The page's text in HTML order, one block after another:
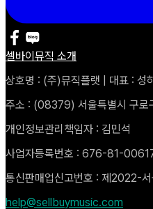
셀바이뮤직 소개
상호명 : (주)뮤직플랫 | 대표 : 성
주소 : (08379) 서울특별시 구로
개인정보관리책임자 : 김민석
사업자등록번호 : 676-81-
통신판매업신고번호 : 제2022-
help@sellbuymusic.com